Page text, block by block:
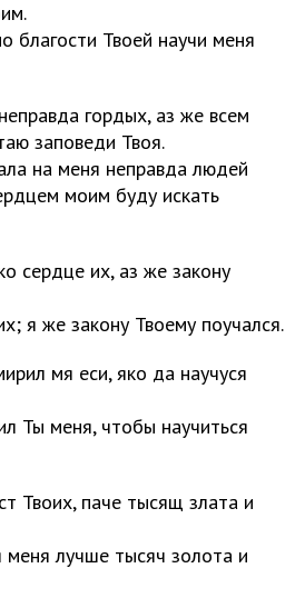
благости Твоей научи меня
гордых, аз же всем
заповеди Твоя.
на меня неправда людей
моим буду искать
сердце их, аз же закону
я же закону Твоему поучался.
мя еси, яко да научуся
Ты меня, чтобы научиться
Твоих, паче тысящ злата и
меня лучше тысяч золота и